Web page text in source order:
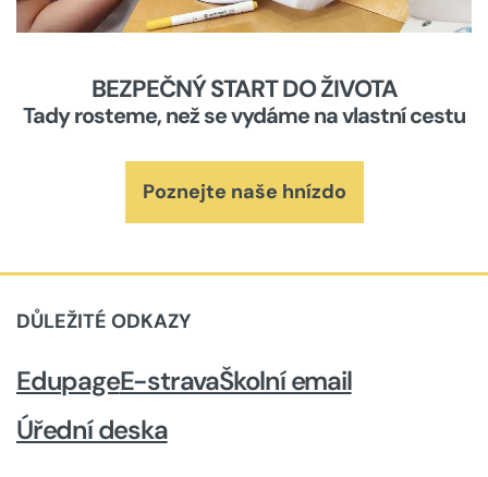
BEZPEČNÝ START DO ŽIVOTA
Tady rosteme, než se vydáme na vlastní cestu
Poznejte naše hnízdo
DŮLEŽITÉ ODKAZY
EdupageE-stravaŠkolní email
Úřední deska